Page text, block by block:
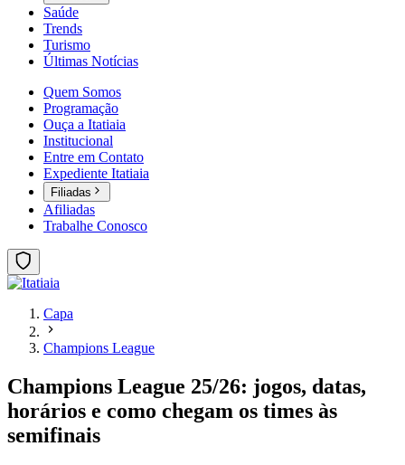
Saúde
Trends
Turismo
Últimas Notícias
Quem Somos
Programação
Ouça a Itatiaia
Institucional
Entre em Contato
Expediente Itatiaia
Filiadas
Afiliadas
Trabalhe Conosco
Capa
Champions League
Champions League 25/26: jogos, datas,
horários e como chegam os times às
semifinais